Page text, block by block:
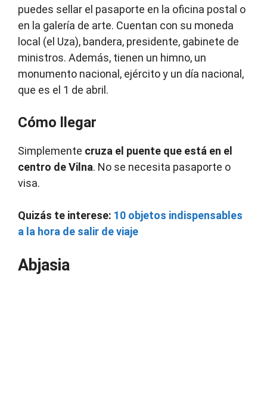
puedes sellar el pasaporte en la oficina postal o
en la galería de arte. Cuentan con su moneda
local (el Uza), bandera, presidente, gabinete de
ministros. Además, tienen un himno, un
monumento nacional, ejército y un día nacional,
que es el 1 de abril.
Cómo llegar
Simplemente cruza el puente que está en el
centro de Vilna. No se necesita pasaporte o
visa.
Quizás te interese: 10 objetos indispensables
a la hora de salir de viaje
Abjasia